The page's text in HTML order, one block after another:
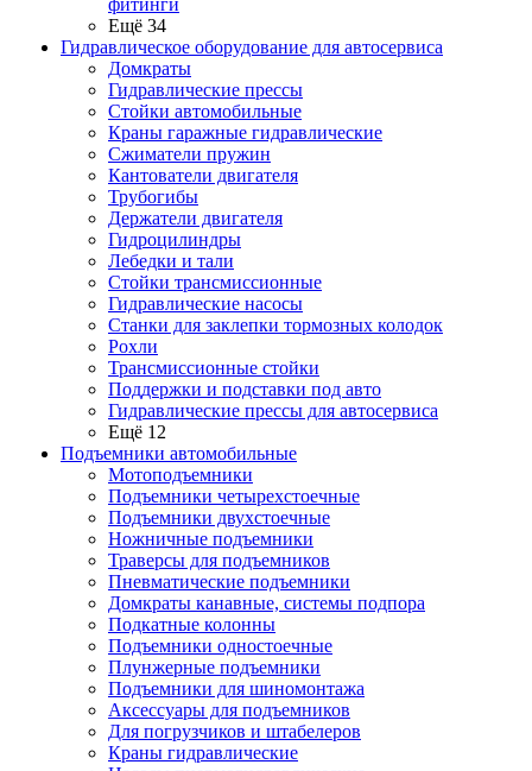
фитинги
Ещё 34
Гидравлическое оборудование для автосервиса
Домкраты
Гидравлические прессы
Стойки автомобильные
Краны гаражные гидравлические
Сжиматели пружин
Кантователи двигателя
Трубогибы
Держатели двигателя
Гидроцилиндры
Лебедки и тали
Стойки трансмиссионные
Гидравлические насосы
Cтанки для заклепки тормозных колодок
Рохли
Трансмиссионные стойки
Поддержки и подставки под авто
Гидравлические прессы для автосервиса
Ещё 12
Подъемники автомобильные
Мотоподъемники
Подъемники четырехстоечные
Подъемники двухстоечные
Ножничные подъемники
Траверсы для подъемников
Пневматические подъемники
Домкраты канавные, системы подпора
Подкатные колонны
Подъемники одностоечные
Плунжерные подъемники
Подъемники для шиномонтажа
Аксессуары для подъемников
Для погрузчиков и штабелеров
Краны гидравлические